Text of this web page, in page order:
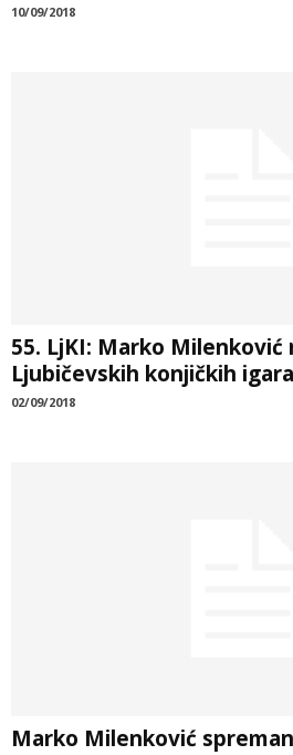
10/09/2018
55. LjKI: Marko Milenković
Ljubičevskih konjičkih
02/09/2018
Marko Milenković